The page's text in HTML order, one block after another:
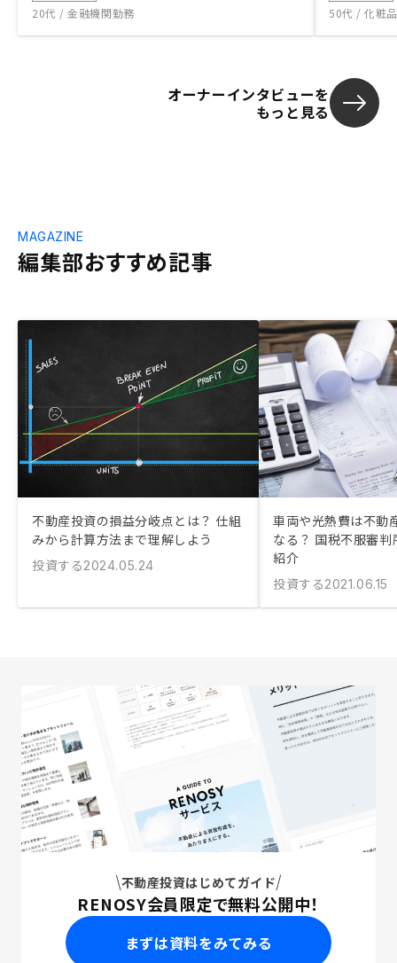
20代 / 金融機関勤務 50代 / 化粧
オーナーインタビューを
もっと見る
編集部おすすめ記事
MAGAZINE
不動産投資の損益分岐点とは？ 仕組
みから計算方法まで理解しよう
投資する2024.05.24
車両や光熱費は不動
なる？ 国税不服審
紹介
投資する2021.06.15
不動産投資はじめてガイド
RENOSY会員限定で無料公開中！
まずは資料をみてみる